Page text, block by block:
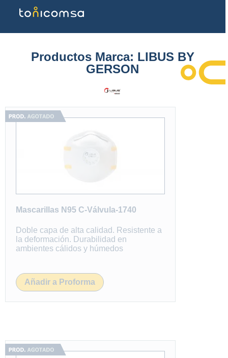
Productos Marca: LIBUS BY
GERSON
Mascarillas N95 C-Válvula-1740
Doble capa de alta calidad. Resistente a
la deformación. Durabilidad en
ambientes cálidos y húmedos
Añadir a Proforma